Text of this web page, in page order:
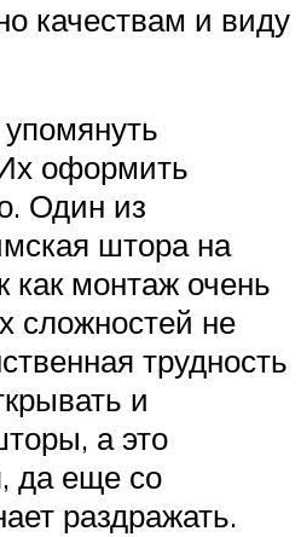
качествам и виду
оформить
Один из
штора на
как монтаж очень
сложностей не
трудность
и
а это
да еще со
раздражать.